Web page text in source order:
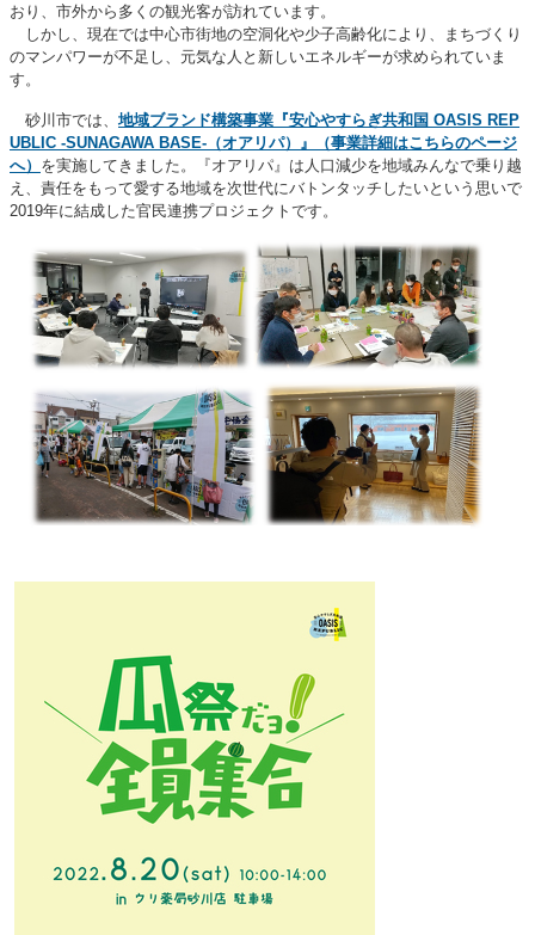
おり、市外から多くの観光客が訪れています。
しかし、現在では中心市街地の空洞化や少子高齢化により、まちづくり
のマンパワーが不足し、元気な人と新しいエネルギーが求められていま
す。
砂川市では、 地域ブランド構築事業『安心やすらぎ共和国 OASIS REP
UBLIC -SUNAGAWA BASE-（オアリパ）』（事業詳細はこちらのページ
へ） を実施してきました。『オアリパ』は人口減少を地域みんなで乗り越
え、責任をもって愛する地域を次世代にバトンタッチしたいという思いで
2019年に結成した官民連携プロジェクトです。